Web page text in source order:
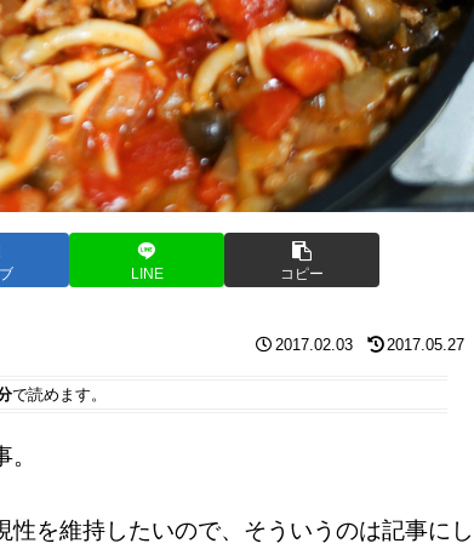
LINE コピー
2017.02.03 2017.05.27
で読めます。
を維持したいので、そういうのは記事にし